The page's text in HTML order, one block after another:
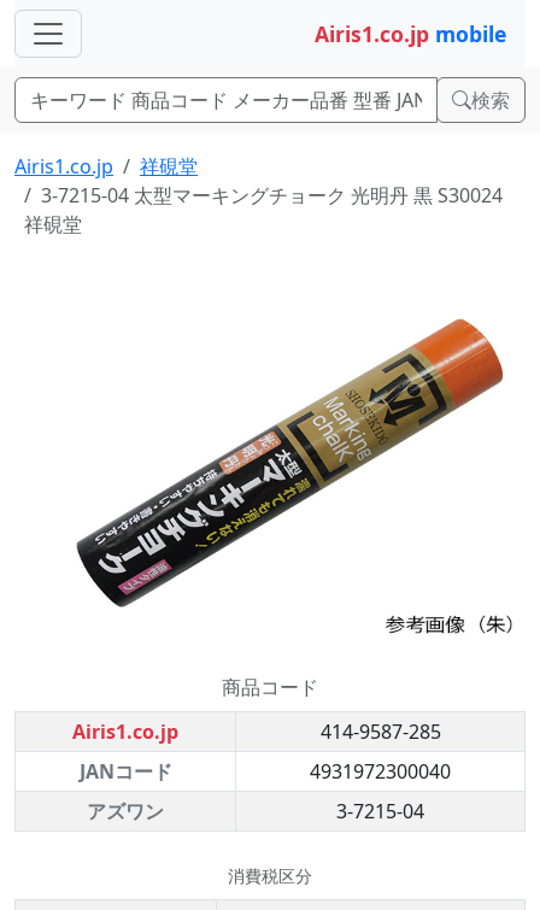
Airis1.co.jp mobile
検索
Airis1.co.jp
祥硯堂
3-7215-04 太型マーキングチョーク 光明丹 黒 S30024
祥硯堂
商品コード
Airis1.co.jp
414-9587-285
JANコード
4931972300040
アズワン
3-7215-04
消費税区分